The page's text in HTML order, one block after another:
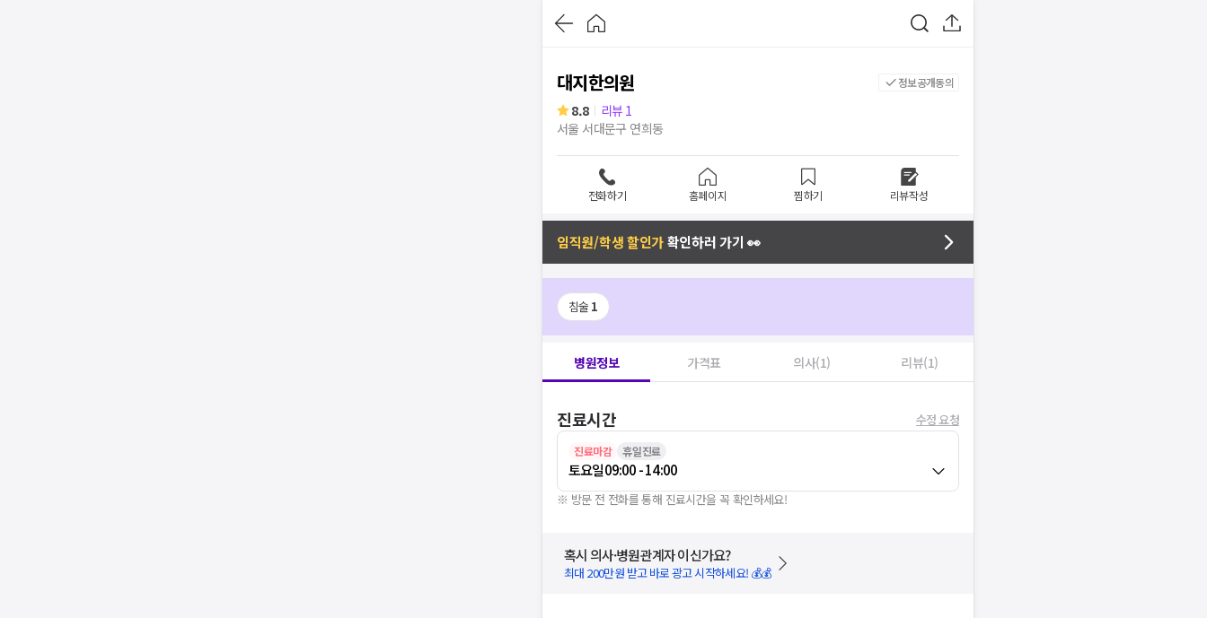
대지한의원 정보공개동의
8.8 리뷰 1
서울 서대문구 연희동
전화하기 홈페이지 찜하기 리뷰작성
임직원/학생 할인가확인하러 가기 👀
침술 1
병원정보 가격표 의사(1) 리뷰(1)
진료시간 수정 요청
진료마감 휴일진료
토요일09:00 - 14:00
※ 방문 전 전화를 통해 진료시간을 꼭 확인하세요!
혹시 의사·병원관계자 이신가요?
최대 200만원 받고 바로 광고 시작하세요! 💰💰